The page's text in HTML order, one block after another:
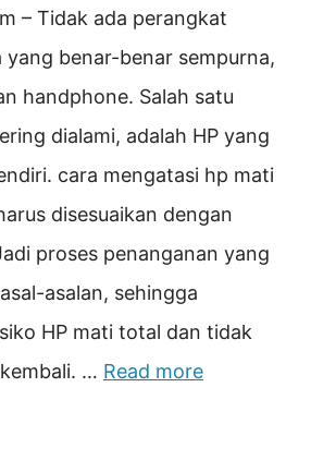
– Tidak ada perangkat
yang benar-benar sempurna,
handphone. Salah satu
dialami, adalah HP yang
cara mengatasi hp mati
disesuaikan dengan
proses penanganan yang
asalan, sehingga
HP mati total dan tidak
… Read more